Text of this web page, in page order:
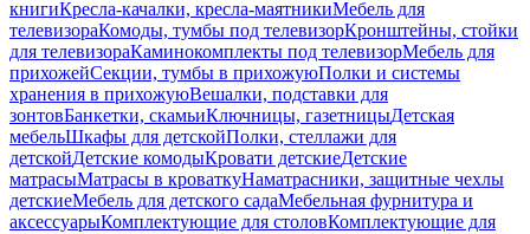
книгиКресла-качалки, кресла-маятникиМебель для
телевизораКомоды, тумбы под телевизорКронштейны, стойки
для телевизораКаминокомплекты под телевизорМебель для
прихожейСекции, тумбы в прихожуюПолки и системы
хранения в прихожуюВешалки, подставки для
зонтовБанкетки, скамьиКлючницы, газетницыДетская
мебельШкафы для детскойПолки, стеллажи для
детскойДетские комодыКровати детскиеДетские
матрасыМатрасы в кроваткуНаматрасники, защитные чехлы
детскиеМебель для детского садаМебельная фурнитура и
аксессуарыКомплектующие для столовКомплектующие для